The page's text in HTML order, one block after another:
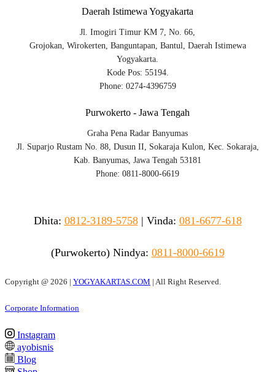
Daerah Istimewa Yogyakarta
Jl. Imogiri Timur KM 7, No. 66,
Grojokan, Wirokerten, Banguntapan, Bantul, Daerah Istimewa
Yogyakarta.
Kode Pos: 55194.
Phone: 0274-4396759
Purwokerto - Jawa Tengah
Graha Pena Radar Banyumas
Jl. Suparjo Rustam No. 88, Dusun II, Sokaraja Kulon, Kec. Sokaraja,
Kab. Banyumas, Jawa Tengah 53181
Phone: 0811-8000-6619
Dhita: 0812-3189-5758| Vinda: 081-6677-618
(Purwokerto) Nindya: 0811-8000-6619
Copyright @ 2026 | YOGYAKARTAS.COM | All Right Reserved.
Corporate Information
Instagram
ayobisnis
Blog